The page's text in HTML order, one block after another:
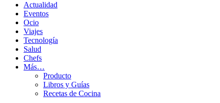
Actualidad
Eventos
Ocio
Viajes
Tecnología
Salud
Chefs
Más…
Producto
Libros y Guías
Recetas de Cocina